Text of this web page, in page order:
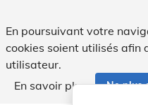
En poursuivant votre
cookies soient utilisés afin
utilisateur.
En savoir plus
Ne plus